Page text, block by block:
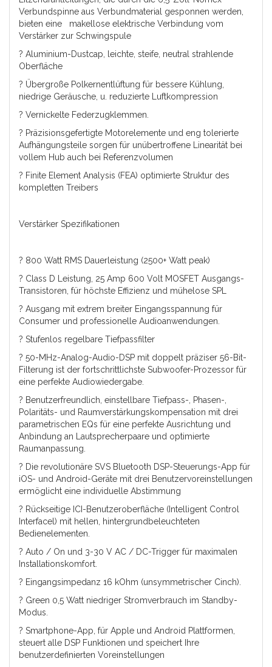
Verbundspinne aus Verbundmaterial gesponnen werden,
bieten eine makellose elektrische Verbindung vom
Verstärker zur Schwingspule
? Aluminium-Dustcap, leichte, steife, neutral strahlende
Oberfläche
? Übergroße Polkernentlüftung für bessere Kühlung,
niedrige Geräusche, u. reduzierte Luftkompression
? Vernickelte Federzugklemmen.
? Präzisionsgefertigte Motorelemente und eng tolerierte
Aufhängungsteile sorgen für unübertroffene Linearität bei
vollem Hub auch bei Referenzvolumen
? Finite Element Analysis (FEA) optimierte Struktur des
kompletten Treibers
Verstärker Spezifikationen
? 800 Watt RMS Dauerleistung (2500+ Watt peak)
? Class D Leistung, 25 Amp 600 Volt MOSFET Ausgangs-
Transistoren, für höchste Effizienz und mühelose SPL
? Ausgang mit extrem breiter Eingangsspannung für
Consumer und professionelle Audioanwendungen.
? Stufenlos regelbare Tiefpassfilter
? 50-MHz-Analog-Audio-DSP mit doppelt präziser 56-Bit-
Filterung ist der fortschrittlichste Subwoofer-Prozessor für
eine perfekte Audiowiedergabe.
? Benutzerfreundlich, einstellbare Tiefpass-, Phasen-,
Polaritäts- und Raumverstärkungskompensation mit drei
parametrischen EQs für eine perfekte Ausrichtung und
Anbindung an Lautsprecherpaare und optimierte
Raumanpassung.
? Die revolutionäre SVS Bluetooth DSP-Steuerungs-App für
iOS- und Android-Geräte mit drei Benutzervoreinstellungen
ermöglicht eine individuelle Abstimmung
? Rückseitige ICI-Benutzeroberfläche (Intelligent Control
Interfacel) mit hellen, hintergrundbeleuchteten
Bedienelementen.
? Auto / On und 3-30 V AC / DC-Trigger für maximalen
Installationskomfort.
? Eingangsimpedanz 16 kOhm (unsymmetrischer Cinch).
? Green 0,5 Watt niedriger Stromverbrauch im Standby-
Modus.
? Smartphone-App, für Apple und Android Plattformen,
steuert alle DSP Funktionen und speichert Ihre
benutzerdefinierten Voreinstellungen